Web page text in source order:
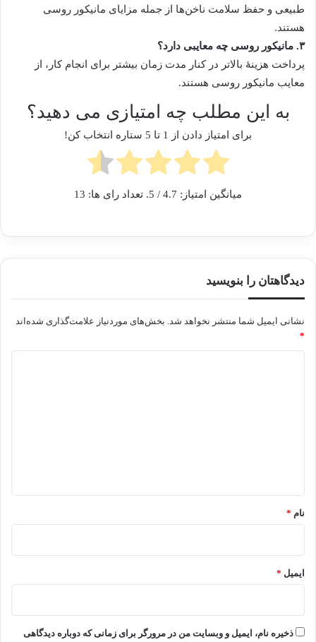
طبیعی و حفظ سلامت ناخن‌‌ها از جمله مزایای مانیکور روسی
هستند.
۳. مانیکور روسی چه معایبی دارد؟
پرداخت هزینۀ بالاتر در کنار مدت زمان بیشتر برای انجام کار، از
معایب مانیکور روسی هستند.
به این مطلب چه امتیازی می دهید؟
برای امتیاز دادن از 1 تا 5 ستاره انتخاب کن!
میانگین امتیاز: 4.7 / 5. تعداد رای ها: 13
دیدگاهتان را بنویسید
نشانی ایمیل شما منتشر نخواهد شد. بخش‌های موردنیاز علامت‌گذاری شده‌اند
*
نام *
ایمیل *
ذخیره نام، ایمیل و وبسایت من در مرورگر برای زمانی که دوباره دیدگاهی